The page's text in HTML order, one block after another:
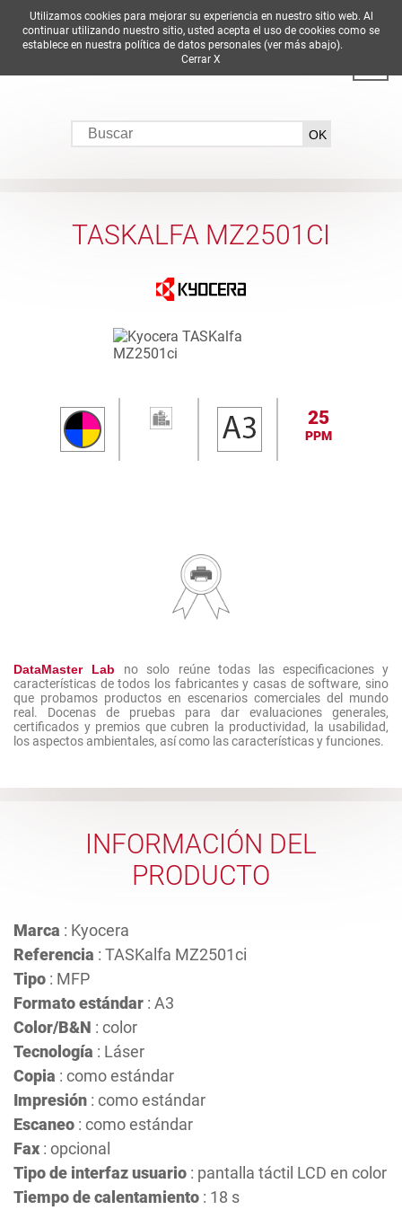
DE EN ES FR
TASKALFA MZ2501CI
25
PPM
DataMaster Lab no solo reúne todas las especificaciones y
características de todos los fabricantes y casas de software, sino
que probamos productos en escenarios comerciales del mundo
real. Docenas de pruebas para dar evaluaciones generales,
certificados y premios que cubren la productividad, la usabilidad,
los aspectos ambientales, así como las características y funciones.
INFORMACIÓN DEL
PRODUCTO
Marca : Kyocera
Referencia : TASKalfa MZ2501ci
Tipo : MFP
Formato estándar : A3
Color/B&N : color
Tecnología : Láser
Copia : como estándar
Impresión : como estándar
Escaneo : como estándar
Fax : opcional
Tipo de interfaz usuario : pantalla táctil LCD en color
Tiempo de calentamiento : 18 s
Utilizamos cookies para mejorar su experiencia en nuestro sitio web. Al
continuar utilizando nuestro sitio, usted acepta el uso de cookies como se
establece en nuestra política de datos personales (ver más abajo).
Cerrar X